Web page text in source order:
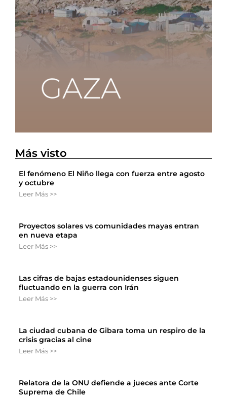
Más visto
El fenómeno El Niño llega con fuerza entre agosto
y octubre
Leer Más >>
Proyectos solares vs comunidades mayas entran
en nueva etapa
Leer Más >>
Las cifras de bajas estadounidenses siguen
fluctuando en la guerra con Irán
Leer Más >>
La ciudad cubana de Gibara toma un respiro de la
crisis gracias al cine
Leer Más >>
Relatora de la ONU defiende a jueces ante Corte
Suprema de Chile